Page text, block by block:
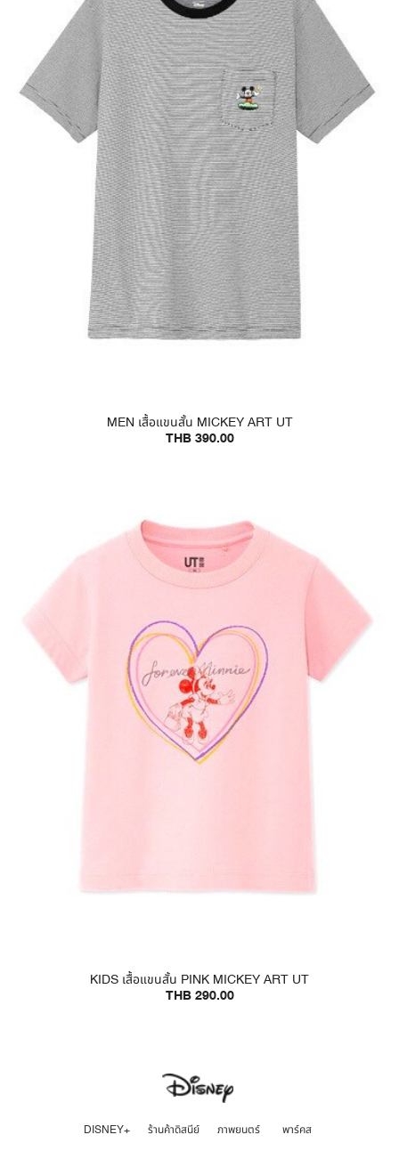
MEN เสื้อแขนสั้น MICKEY ART UT
THB 390.00
KIDS เสื้อแขนสั้น PINK MICKEY ART UT
THB 290.00
DISNEY+ ร้านค้าดิสนีย์ ภาพยนตร์ พาร์คส